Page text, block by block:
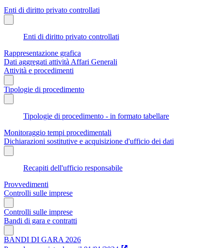
Enti di diritto privato controllati
Enti di diritto privato controllati
Rappresentazione grafica
Dati aggregati attività Affari Generali
Attività e procedimenti
Tipologie di procedimento
Tipologie di procedimento - in formato tabellare
Monitoraggio tempi procedimentali
Dichiarazioni sostitutive e acquisizione d'ufficio dei dati
Recapiti dell'ufficio responsabile
Provvedimenti
Controlli sulle imprese
Controlli sulle imprese
Bandi di gara e contratti
BANDI DI GARA 2026